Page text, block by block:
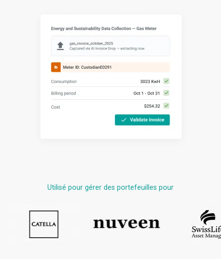
Utilisé pour gérer des portefeuilles pour